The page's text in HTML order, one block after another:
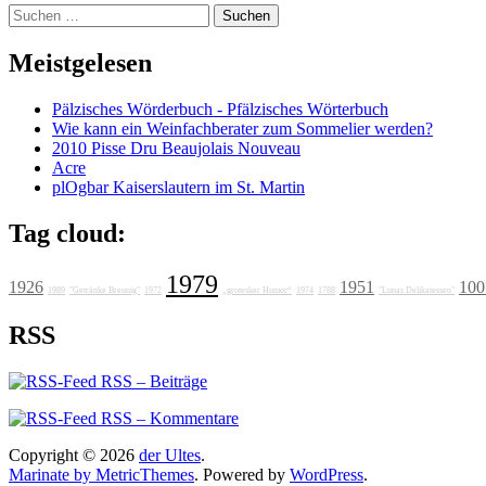
Suchen
nach:
Meistgelesen
Pälzisches Wörderbuch - Pfälzisches Wörterbuch
Wie kann ein Weinfachberater zum Sommelier werden?
2010 Pisse Dru Beaujolais Nouveau
Acre
plOgbar Kaiserslautern im St. Martin
Tag cloud:
1926 1989 "Getränke Breunig" 1972 1979 „grotesker Humor“ 1974 1788 1951 "Lunas Delikatessen"
RSS
RSS – Beiträge
RSS – Kommentare
Copyright © 2026 der Ultes.
Marinate by MetricThemes. Powered by WordPress.